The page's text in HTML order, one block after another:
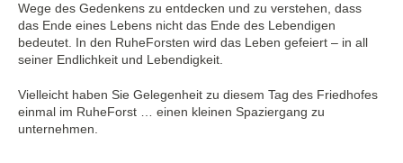
Wege des Gedenkens zu entdecken und zu verstehen, dass
das Ende eines Lebens nicht das Ende des Lebendigen
bedeutet. In den RuheForsten wird das Leben gefeiert – in all
seiner Endlichkeit und Lebendigkeit.
Vielleicht haben Sie Gelegenheit zu diesem Tag des Friedhofes
einmal im RuheForst … einen kleinen Spaziergang zu
unternehmen.